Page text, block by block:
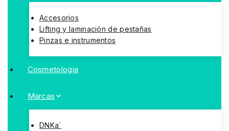
Accesorios
Lifting y laminación de pestañas
Pinzas e instrumentos
Cosmetologia
Marcas
DNKa´